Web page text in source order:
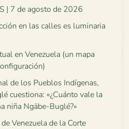
| 7 de agosto de 2026
en las calles es luminaria
en Venezuela (un mapa
de los Pueblos Indígenas,
cuestiona: «¿Cuánto vale la
niña Ngäbe-Buglé?»
Venezuela de la Corte